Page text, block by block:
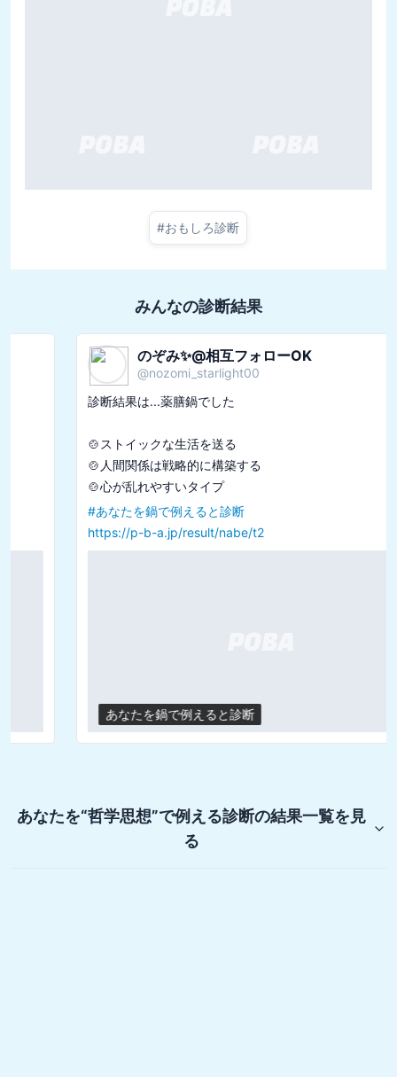
#おもしろ診断
みんなの診断結果
のぞみ✨@相互フォローOK
nozomi_starlight00
診断結果は...薬膳鍋でした
🍲ストイックな生活を送る
🍲人間関係は戦略的に構築する
🍲心が乱れやすいタイプ
あなたを鍋で例えると診断
https://p-b-a.jp/result/nabe/t2
あなたを鍋で例えると診断
あなたを“哲学思想”で例える診断の結果一覧を見
る